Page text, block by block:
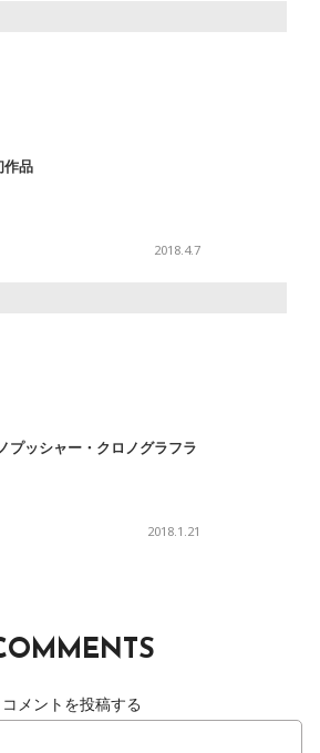
品
2018.4.7
ッシャー・クロノグラフラ
2018.1.21
コメントを投稿する